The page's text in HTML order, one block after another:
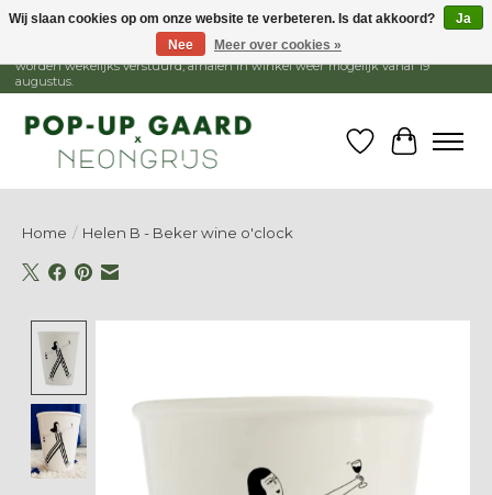
1 - 15 augustus is de winkel gesloten, webshop blijft open. Bestellingen
worden wekelijks verstuurd, afhalen in winkel weer mogelijk vanaf 19
augustus.
Verlanglijst
Home / Helen B - Beker wine o'clock
Wij slaan cookies op om onze website te verbeteren. Is dat akkoord?
Ja
Nee
Meer over cookies »